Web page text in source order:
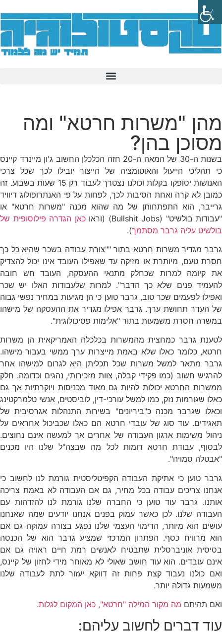
מהן "משרות חרטא" ומה
מסוכן בהן?
בשנות ה-30 של המאה ה-20 חזה הכלכלן החשוב ג'ון מיינרד קיינס
כי תהליכי הייעול והאוטומציה של הייצור יובילו לכך שכל צרכי
האנושות יסופקו בקלות וכולנו נצטרך לעבוד רק 15 שעות בשבוע. זה
כמובן לא קרה ואחת הסיבות לכך, לפחות על פי האנתרופולוג דיוויד
גרייבר, הוא התפתחותן של מה שהוא מכנה "משרות חרטא" או
"עבודות בולשיט" (Bullshit Jobs) (וראו
כאן הגדרה פילוסופית של
בולשיט עליה גרבר מסתמך).
גרבר מגדיר משרות חרטא בתור ""צורת עבודה בשכר שהיא כל כך
חסרת טעם, מיותרת או מזיקה עד שאפילו העובד אינו יכול להצדיק
את קיומה למרות שכחלק מתנאי ההעסקה, העובד חש חובה
להעמיד פנים שלא כך הדבר". למרות שלעבודות האלו יש שכר
ואפילו לפעמים שכר טוב, גרבר טוען כי הן מגיעות במחיר נפשי גבוה
של העדר תחושת ערך. גרבר אפילו מגדיר את ההעסקה של מישהו
במשרה חסרת משמעות בתור "אלימות פסיכולוגית".
לטענת גרבר כמחצית מהמשרות בכלכלה האמריקאית הן משרות
חרטא, כלומר כאלו שלא באמת מייצרות ערך ממשי בעבור מישהו.
גרבר מתאר למשל משרות שכל תכליתן היא לגרום למישהו אחר
להרגיש חשוב (כמו פקידי קבלה, צוות מזכירותי, נהגים וכדומה. חלק
ממשרות החרטא יכולות להיות גם מאוד מכניסות ויוקרתיות אך גם
כאלו שגורמות נזק, כמו למשל עורכי-דין, לוביסטים, אנשי טלמרקטינג
וכאלו שגרבר מכנה כ"ביריונים" בשירות התנהלות אגרסיבית של
תאגידים. עוד סוג של עובדי חרטא הם כאלו שכביכול אחראים על
ניהול משימות ארגון העבודה של אחרים אך למעשה אינם נחוצים.
לבסוף, עבודת חרטא דומות לכל מה שבצה"ל שלנו היו מכנים
"אבטלה סמויה".
גרבר טוען כי אתיקת העבודה הקפיטליסטית גורמת לנו לחשוב כי
אנחנו צריכים עבודה בכל מחיר, גם אם העבודה לא באמת צריכה
אותנו. גרבר עוד טוען כי החברה שלנו גורמת לנו להזדהות עם
העבודה שלנו. לכן כאשר עמוק בפנים אנחנו יודעים שמה שאנחנו
עושים הוא מיותר, הדימוי העצמי שלנו נפגע בצורה עמוקה גם אם
הוא מרוויח כסף. הפתרון המרכזי שמציע גרבר הוא של הכנסה
בסיסית אוניברסלית שתבטיח לאנשים רמת חיים ראויה גם אם
אינם עובדים. הוא עוד חושב שאולי לא מאוחר מידי לחזון של קיינס,
ואם כולנו נעבוד קצת פחות זה דווקא יעזור לתת לעבודה שלנו
משמעות גדולה יותר.
ואם תהיתם מה מקור המילה "חרטא", כאן המקום לגלות.
עוד דברים לחשוב עליהם: